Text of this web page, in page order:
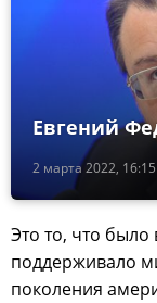
2 марта 2022, 16:15
Евгений
Это то, что
поддерживало
поколения